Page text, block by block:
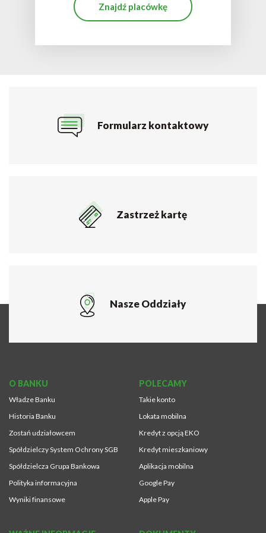
Znajdź placówkę
Formularz kontaktowy
Zastrzeż kartę
Nasze Oddziały
O BANKU
Władze Banku
Historia Banku
Zostań udziałowcem
Spółdzielczy System Ochrony SGB
Spółdzielcza Grupa Bankowa
Polityka informacyjna
Wyniki finansowe
POLECAMY
Takie konto
Lokata mobilna
Kredyt z opcją EKO
Kredyt mieszkaniowy
Aplikacja mobilna
Google Pay
Apple Pay